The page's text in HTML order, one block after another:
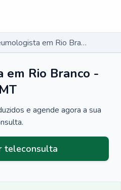
Pneumologista em Rio Branco - MT
em Rio Branco -
MT
e agende agora a sua
teleconsulta